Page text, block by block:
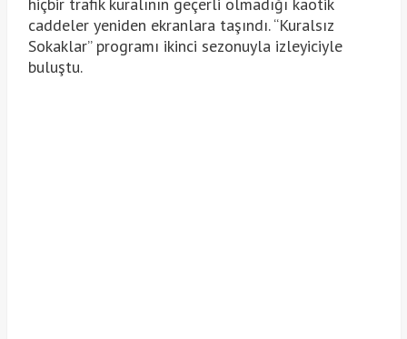
hiçbir trafik kuralının geçerli olmadığı kaotik
caddeler yeniden ekranlara taşındı. “Kuralsız
Sokaklar” programı ikinci sezonuyla izleyiciyle
buluştu.